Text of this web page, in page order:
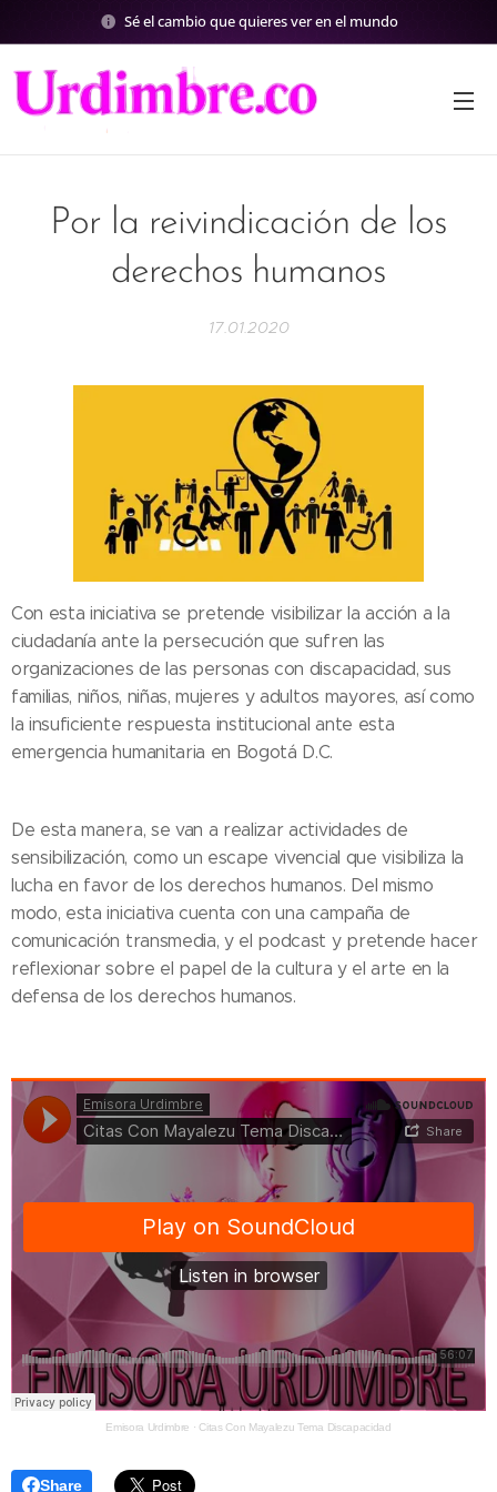
Sé el cambio que quieres ver en el mundo
Por la reivindicación de los
derechos humanos
17.01.2020
Con esta iniciativa se pretende visibilizar la acción a la
ciudadanía ante la persecución que sufren las
organizaciones de las personas con discapacidad, sus
familias, niños, niñas, mujeres y adultos mayores, así como
la insuficiente respuesta institucional ante esta
emergencia humanitaria en Bogotá D.C.
De esta manera, se van a realizar actividades de
sensibilización, como un escape vivencial que visibiliza la
lucha en favor de los derechos humanos. Del mismo
modo, esta iniciativa cuenta con una campaña de
comunicación transmedia, y el podcast y pretende hacer
reflexionar sobre el papel de la cultura y el arte en la
defensa de los derechos humanos.
Emisora Urdimbre · Citas Con Mayalezu Tema Discapacidad
Share